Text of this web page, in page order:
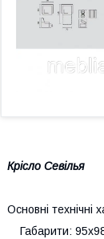
Крісло Севілья
Основні технічні
Габарити: